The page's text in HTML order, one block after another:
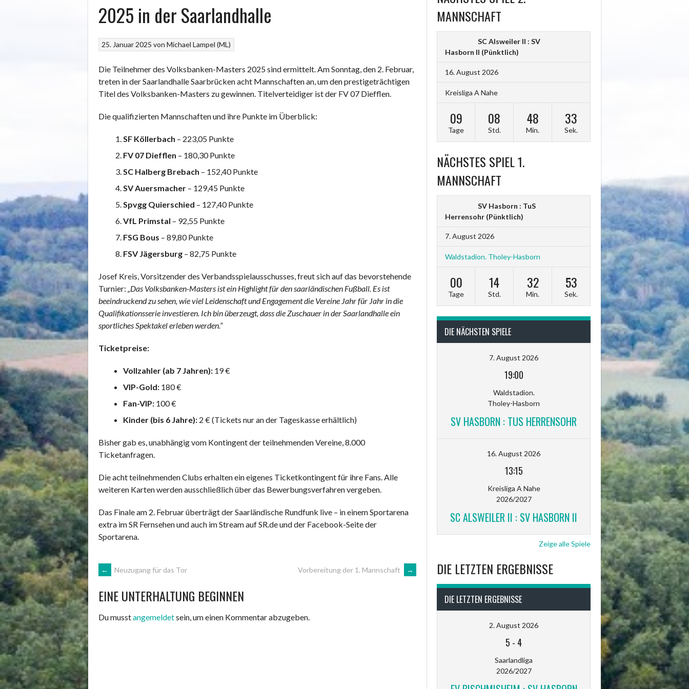
2025 in der Saarlandhalle
25. Januar 2025 vonMichael Lampel (ML)
Die Teilnehmer des Volksbanken-Masters 2025 sind ermittelt. Am Sonntag, den 2. Februar,
treten in der Saarlandhalle Saarbrücken acht Mannschaften an, um den prestigeträchtigen
Titel des Volksbanken-Masters zu gewinnen. Titelverteidiger ist der FV 07 Diefflen.
Die qualifizierten Mannschaften und ihre Punkte im Überblick:
SF Köllerbach – 223,05 Punkte
FV 07 Diefflen – 180,30 Punkte
SC Halberg Brebach – 152,40 Punkte
SV Auersmacher – 129,45 Punkte
Spvgg Quierschied – 127,40 Punkte
VfL Primstal – 92,55 Punkte
FSG Bous – 89,80 Punkte
FSV Jägersburg – 82,75 Punkte
Josef Kreis, Vorsitzender des Verbandsspielausschusses, freut sich auf das bevorstehende
Turnier: „Das Volksbanken-Masters ist ein Highlight für den saarländischen Fußball. Es ist
beeindruckend zu sehen, wie viel Leidenschaft und Engagement die Vereine Jahr für Jahr in die
Qualifikationsserie investieren. Ich bin überzeugt, dass die Zuschauer in der Saarlandhalle ein
sportliches Spektakel erleben werden.“
Ticketpreise:
Vollzahler (ab 7 Jahren): 19 €
VIP-Gold: 180 €
Fan-VIP: 100 €
Kinder (bis 6 Jahre): 2 € (Tickets nur an der Tageskasse erhältlich)
Bisher gab es, unabhängig vom Kontingent der teilnehmenden Vereine, 8.000
Ticketanfragen.
Die acht teilnehmenden Clubs erhalten ein eigenes Ticketkontingent für ihre Fans. Alle
weiteren Karten werden ausschließlich über das Bewerbungsverfahren vergeben.
Das Finale am 2. Februar überträgt der Saarländische Rundfunk live – in einem Sportarena
extra im SR Fernsehen und auch im Stream auf SR.de und der Facebook-Seite der
Sportarena.
ARTIKEL-
NAVIGATION
← Neuzugang für das Tor Vorbereitung der 1. Mannschaft →
EINE UNTERHALTUNG BEGINNEN
Du musstangemeldetsein, um einen Kommentar abzugeben.
MANNSCHAFT
SC Alsweiler II : SV
Hasborn II (Pünktlich)
16. August 2026
Kreisliga A Nahe
09
Tage
08
Std.
48
Min.
32
Sek.
NÄCHSTES SPIEL 1.
MANNSCHAFT
SV Hasborn : TuS
Herrensohr (Pünktlich)
7. August 2026
Waldstadion. Tholey-Hasborn
00
Tage
14
Std.
32
Min.
52
Sek.
DIE NÄCHSTEN SPIELE
7. August 2026
19:00
Waldstadion.
Tholey-Hasborn
SV HASBORN : TUS HERRENSOHR
16. August 2026
13:15
Kreisliga A Nahe
2026/2027
SC ALSWEILER II : SV HASBORN II
Zeige alle Spiele
DIE LETZTEN ERGEBNISSE
DIE LETZTEN ERGEBNISSE
2. August 2026
5 - 4
Saarlandliga
2026/2027